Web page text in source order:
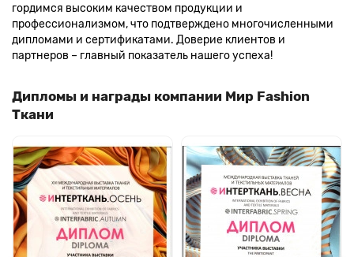
гордимся высоким качеством продукции и
профессионализмом, что подтверждено многочисленными
дипломами и сертификатами. Доверие клиентов и
партнеров – главный показатель нашего успеха!
Дипломы и награды компании Мир Fashion
Ткани